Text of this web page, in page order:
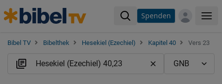
Spenden
Bibel TV Bibelthek Hesekiel (Ezechiel) Kapitel 40 Vers 23